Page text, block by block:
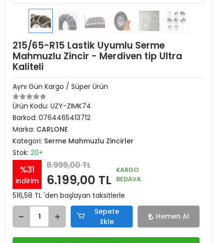
215/65-R15 Lastik Uyumlu Serme
Mahmuzlu Zincir - Merdiven tip Ultra
Kaliteli
Aynı Gün Kargo / Süper Ürün
Ürün Kodu: UZY-ZIMK74
Barkod: 0764465413712
Marka: CARLONE
Kategori: Serme Mahmuzlu Zincirler
Stok: 20+
%31
indirim
8.999,00 TL
6.199,00 TL
KARGO
BEDAVA
516,58 TL 'den başlayan taksitlerle
Sepete
Ekle
Hemen Al